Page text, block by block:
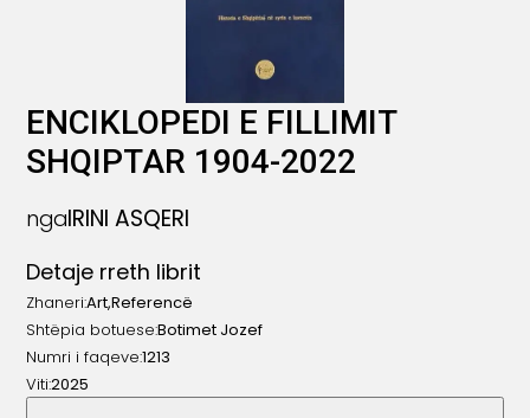
ENCIKLOPEDI E FILLIMIT
SHQIPTAR 1904-2022
ngaIRINI ASQERI
Detaje rreth librit
Zhaneri:Art,Referencë
Shtëpia botuese:Botimet Jozef
Numri i faqeve:1213
Viti:2025